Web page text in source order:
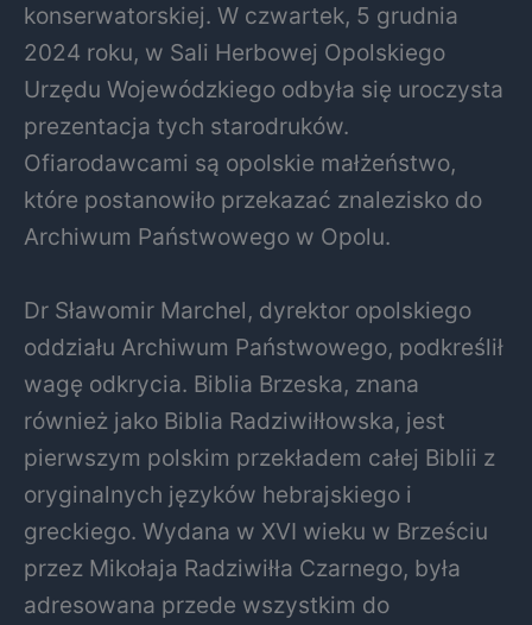
konserwatorskiej. W czwartek, 5 grudnia
2024 roku, w Sali Herbowej Opolskiego
Urzędu Wojewódzkiego odbyła się uroczysta
prezentacja tych starodruków.
Ofiarodawcami są opolskie małżeństwo,
które postanowiło przekazać znalezisko do
Archiwum Państwowego w Opolu.
Dr Sławomir Marchel, dyrektor opolskiego
oddziału Archiwum Państwowego, podkreślił
wagę odkrycia. Biblia Brzeska, znana
również jako Biblia Radziwiłłowska, jest
pierwszym polskim przekładem całej Biblii z
oryginalnych języków hebrajskiego i
greckiego. Wydana w XVI wieku w Brześciu
przez Mikołaja Radziwiłła Czarnego, była
adresowana przede wszystkim do